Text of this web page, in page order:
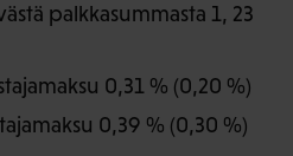
palkkasummasta 1, 23
0,31 % (0,20 %)
0,39 % (0,30 %)